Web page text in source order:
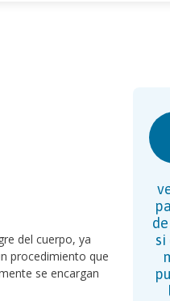
del cuerpo, ya
procedimiento que
se encargan
si